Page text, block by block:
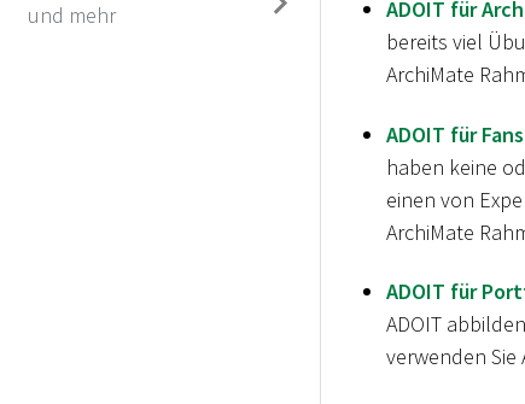
und mehr
ADOIT für
bereits viel
ArchiMate
ADOIT für
haben keine
einen von
ArchiMate
ADOIT für
ADOIT
verwenden